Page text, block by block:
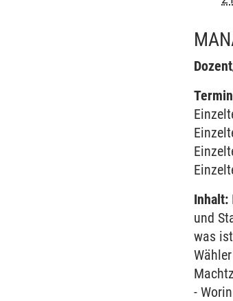
Inhalt:
und
was
-